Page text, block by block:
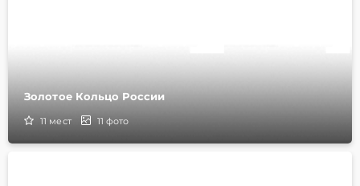
Золотое Кольцо России
11 мест 11фото